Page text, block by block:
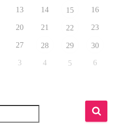
13 14 15 16
20 21 22 23
27 28 29 30
3 4 5 6